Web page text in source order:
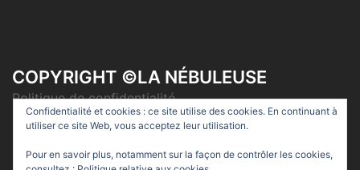
COPYRIGHT ©LA NÉBULEUSE
Politique de confidentialité
Confidentialité et cookies : ce site utilise des cookies. En continuant à
utiliser ce site Web, vous acceptez leur utilisation.
Pour en savoir plus, notamment sur la façon de contrôler les cookies,